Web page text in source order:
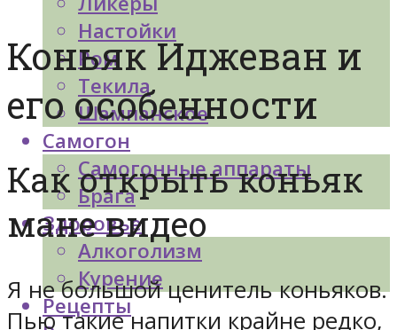
Настойки
Ром
Текила
Шампанское
Самогон
Самогонные аппараты
Брага
Здоровье
Алкоголизм
Курение
Рецепты
Коньяк Иджеван и
его особенности
Как открыть коньяк
мане видео
Я не большой ценитель коньяков.
Пью такие напитки крайне редко,